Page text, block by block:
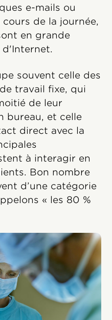
e-mails ou
de la journée,
en grande
souvent celle des
travail fixe, qui
de leur
bureau, et celle
direct avec la
à interagir en
Bon nombre
d’une catégorie
« les 80 %